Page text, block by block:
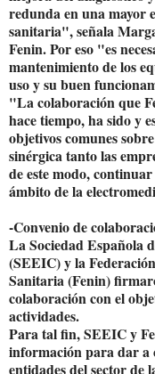
redunda en una mayor
sanitaria", señala
Fenin. Por eso "es
mantenimiento de los
uso y su buen
"La colaboración que
hace tiempo, ha sido y
objetivos comunes
sinérgica tanto las
de este modo,
ámbito de la
-Convenio de
La Sociedad Española
(SEEIC) y la
Sanitaria (Fenin)
colaboración con el
actividades.
Para tal fin, SEEIC y
información para dar a
entidades del sector de